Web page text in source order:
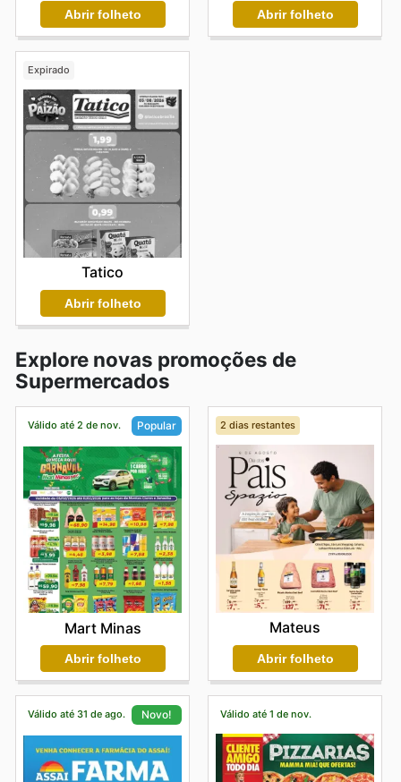
Abrir folheto Abrir folheto
Expirado
Tatico
Abrir folheto
Explore novas promoções de
Supermercados
Válido até 2 de nov. Popular
Mart Minas
Abrir folheto
2 dias restantes
Mateus
Abrir folheto
Válido até 31 de ago. Novo! Válido até 1 de nov.